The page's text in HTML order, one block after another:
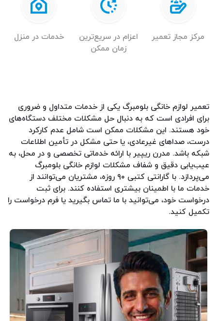
مرکز مجاز تعمیر
اعزام در سریع‌ترین
زمان ممکن
خدمات در منزل
تعمیر لوازم خانگی بلومبرگ یکی از خدمات متداول و ضروری
برای افرادی است که به دنبال حل مشکلات مختلف دستگاه‌های
خود هستند. این مشکلات ممکن است شامل عدم کارکرد
درست، صداهای غیرعادی، یا حتی مشکل در تأمین اطلاعات
شبکه باشد. مدرن ریپیر با ارائه خدماتی تخصصی و در محل، به
عیب‌یابی دقیق و شفاف مشکلات لوازم خانگی بلومبرگ
می‌پردازد. با گارانتی کتبی ۹۰ روزه، مشتریان می‌توانند از
خدمات ما با اطمینان بیشتری استفاده کنند. برای ثبت
درخواست خود، می‌توانید با ما تماس بگیرید یا فرم درخواست را
تکمیل کنید.